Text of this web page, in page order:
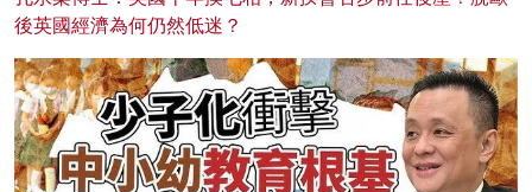
後英國經濟為何仍然低迷？